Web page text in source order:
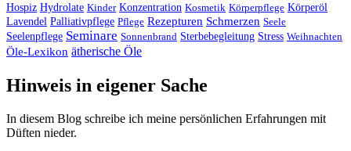
Hospiz Hydrolate Kinder Konzentration Kosmetik Körperpflege Körperöl
Lavendel Palliativpflege Pflege Rezepturen Schmerzen Seele
Seelenpflege Seminare Sonnenbrand Sterbebegleitung Stress Weihnachten
Öle-Lexikon ätherische Öle
Hinweis in eigener Sache
In diesem Blog schreibe ich meine persönlichen Erfahrungen mit
Düften nieder.